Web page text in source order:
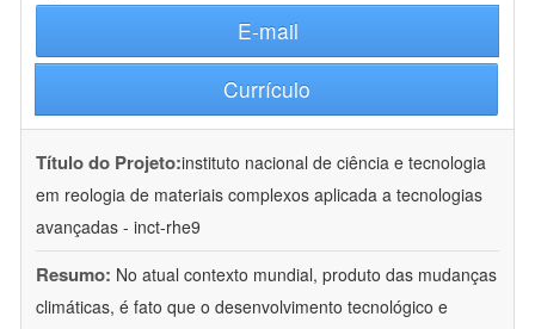
E-mail
Currículo
Título do Projeto:instituto nacional de ciência e tecnologia
em reologia de materiais complexos aplicada a tecnologias
avançadas - inct-rhe9
Resumo: No atual contexto mundial, produto das mudanças
climáticas, é fato que o desenvolvimento tecnológico e